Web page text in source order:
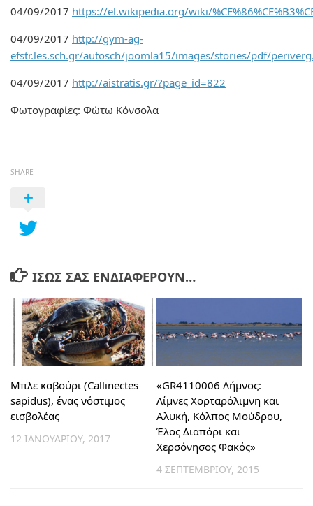
04/09/2017 https://el.wikipedia.org/wiki/
04/09/2017 http://gym-ag-
efstr.les.sch.gr/autosch/joomla15/images/stories/pdf/
04/09/2017 http://aistratis.gr/?page_id=822
Φωτογραφίες: Φώτω Κόνσολα
SHARE
ΊΣΩΣ ΣΑΣ ΕΝΔΙΑΦΈΡΟΥΝ…
Μπλε καβούρι (Callinectes
sapidus), ένας νόστιμος
εισβολέας
12 ΙΑΝΟΥΑΡΊΟΥ, 2017
«GR4110006 Λήμνος:
Λίμνες Χορταρόλιμνη και
Αλυκή, Κόλπος Μούδρου,
Έλος Διαπόρι και
Χερσόνησος Φακός»
4 ΣΕΠΤΕΜΒΡΊΟΥ, 2015